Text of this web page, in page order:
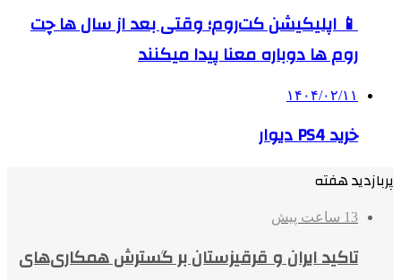
📱 اپلیکیشن کت‌روم؛ وقتی بعد از سال ها چت
روم ها دوباره معنا پیدا میکنند
۱۴۰۴/۰۲/۱۱
خرید PS4 دیوار
پربازدید هفته
13 ساعت پیش
تاکید ایران و قرقیزستان بر گسترش همکاری‌های